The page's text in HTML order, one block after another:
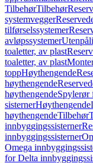
TilbehørTilbehør
systemvegger
tilførselssystemer
avløpssystemer
toaletter, av plast
toaletter, av plast
toppHøythengende
høythengende
høythengendeSpylerør
sisternerHøythengende
høythengendeTilbehør
innbyggingssisterner
innbyggingssisterner
Omega
for Delta